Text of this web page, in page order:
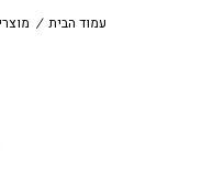
עמוד הבית /